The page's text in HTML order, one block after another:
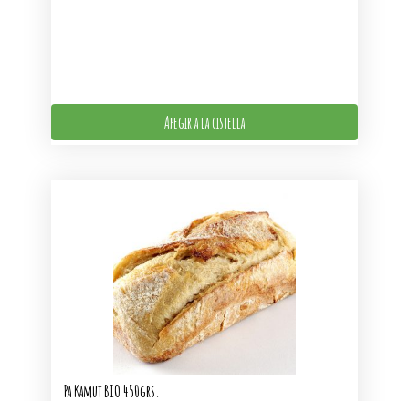
Afegir a la cistella
Pa Kamut BIO 450grs.